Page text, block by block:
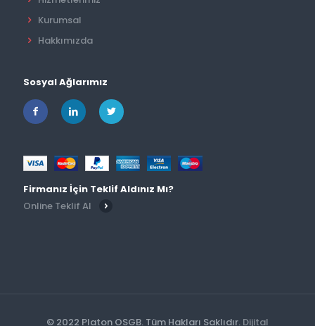
Kurumsal
Hakkımızda
Sosyal Ağlarımız
Firmanız İçin Teklif Aldınız Mı?
Online Teklif Al
© 2022 Platon OSGB. Tüm Hakları Saklıdır. Dijital